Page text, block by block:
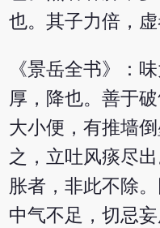
也。其子力倍，虚
《景岳全书》：
厚，降也。善于
大小便，有推墙
之，立吐风痰尽
胀者，非此不除
中气不足，切忌妄